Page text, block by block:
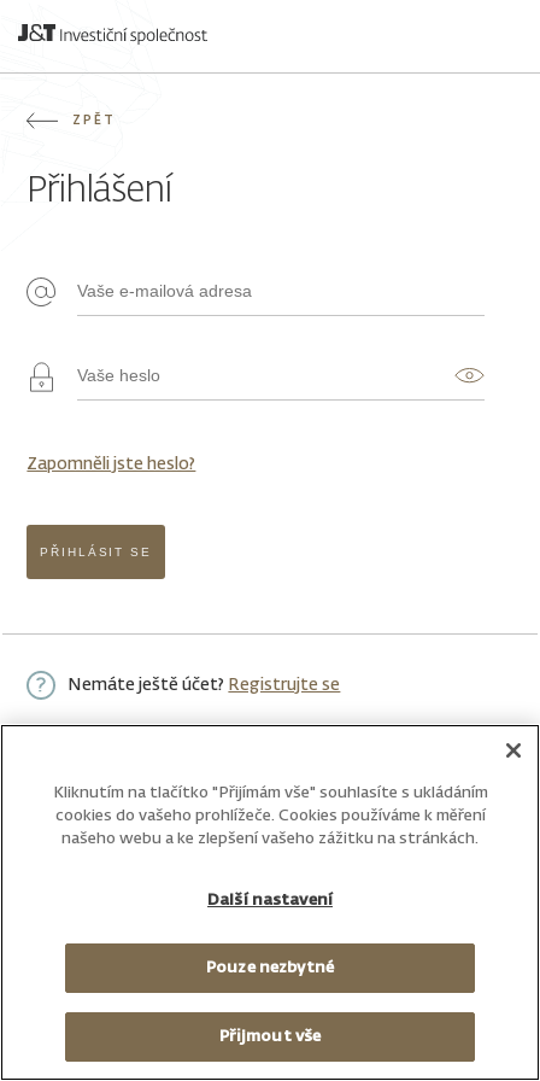
ZPĚT
Přihlášení
Zapomněli jste heslo?
PŘIHLÁSIT SE
Nemáte ještě účet? Registrujte se
Kliknutím na tlačítko "Přijímám vše" souhlasíte s ukládáním
cookies do vašeho prohlížeče. Cookies používáme k měření
našeho webu a ke zlepšení vašeho zážitku na stránkách.
Další nastavení
Pouze nezbytné
Přijmout vše